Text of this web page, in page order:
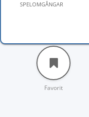
SPELOMGÅNGAR
Favorit